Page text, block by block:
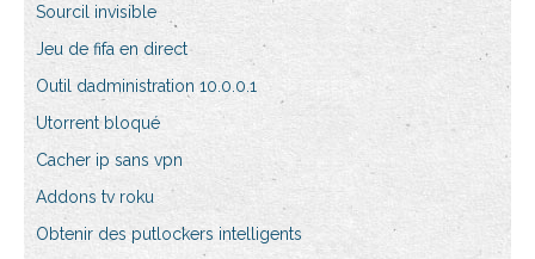
Sourcil invisible
Jeu de fifa en direct
Outil dadministration 10.0.0.1
Utorrent bloqué
Cacher ip sans vpn
Addons tv roku
Obtenir des putlockers intelligents